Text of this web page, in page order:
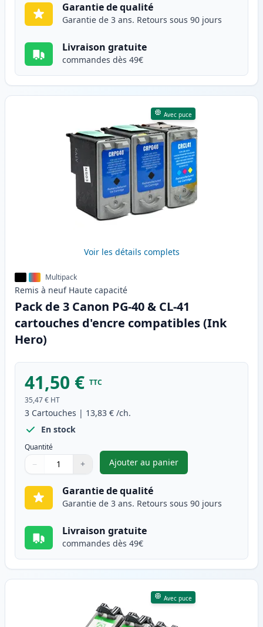
Garantie de qualité
Garantie de 3 ans. Retours sous 90 jours
Livraison gratuite
commandes dès 49€
Avec puce
Voir les détails complets
Multipack
Remis à neuf Haute capacité
Pack de 3 Canon PG-40 & CL-41
cartouches d'encre compatibles (Ink
Hero)
41,50 € TTC
35,47 € HT
3 Cartouches | 13,83 € /ch.
En stock
Quantité
Quantité
Utilisez les boutons pour ajuster
− +
Quantité
Ajouter au panier
,Pack de 3 Canon PG-40 &
Garantie de qualité
Garantie de 3 ans. Retours sous 90 jours
Livraison gratuite
commandes dès 49€
Avec puce